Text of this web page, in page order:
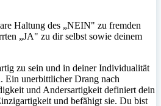
Haltung des „NEIN" zu fremden
„JA" zu dir selbst sowie deinem
zu sein und in deiner Individualität
Ein unerbittlicher Drang nach
und Andersartigkeit definiert dein
und befähigt sie. Du bist